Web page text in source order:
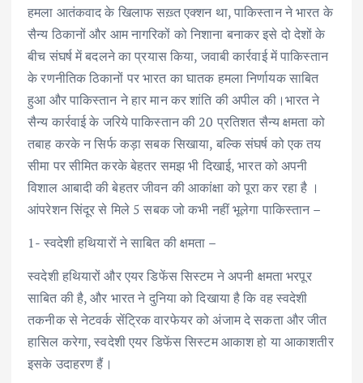
हमला आतंकवाद के खिलाफ सख़्त एक्शन था‌, पाकिस्तान ने भारत के
सैन्य ठिकानों और आम नागरिकों को निशाना बनाकर इसे दो देशों के
बीच संघर्ष में बदलने का प्रयास किया,‌ जवाबी कार्रवाई में पाकिस्तान
के रणनीतिक ठिकानों पर भारत का घातक हमला निर्णायक साबित
हुआ और पाकिस्तान ने हार मान कर शांति की अपील की।भारत ने
सैन्य कार्रवाई के जरिये पाकिस्तान की 20 प्रतिशत सैन्य क्षमता को
तबाह करके न सिर्फ कड़ा सबक सिखाया, बल्कि संघर्ष को एक तय
सीमा पर सीमित करके बेहतर समझ भी दिखाई, भारत को अपनी
विशाल आबादी की बेहतर जीवन की आकांक्षा को पूरा कर रहा है ।
आंपरेशन सिंदूर से मिले 5 सबक जो कभी नहीं भूलेगा पाकिस्तान –
1- स्वदेशी हथियारों ने साबित की क्षमता –
स्वदेशी हथियारों और एयर डिफेंस सिस्टम ने अपनी क्षमता भरपूर
साबित की है, और भारत ने दुनिया को दिखाया है कि वह स्वदेशी
तकनीक से नेटवर्क सेंट्रिक वारफेयर को अंजाम दे सकता और जीत
हासिल करेगा, स्वदेशी एयर डिफेंस सिस्टम आकाश हो या आकाशतीर
इसके उदाहरण हैं।